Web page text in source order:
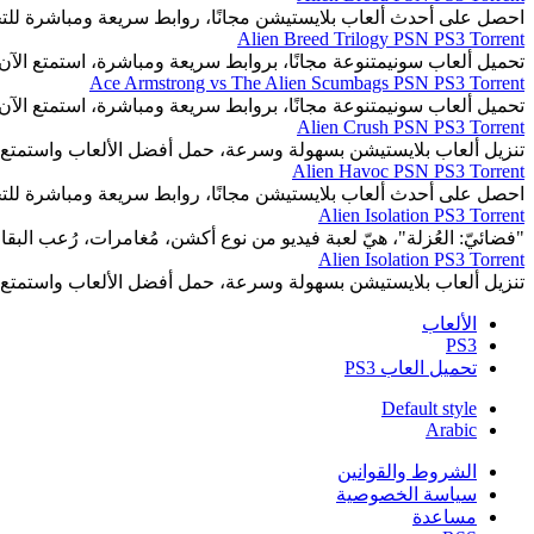
احصل على أحدث ألعاب بلايستيشن مجانًا، روابط سريعة ومباشرة
Alien Breed Trilogy PSN PS3 Torrent
تحميل ألعاب سونيمتنوعة مجانًا، بروابط سريعة ومباشرة، استمتع
Ace Armstrong vs The Alien Scumbags PSN PS3 Torrent
تحميل ألعاب سونيمتنوعة مجانًا، بروابط سريعة ومباشرة، استمتع
Alien Crush PSN PS3 Torrent
تنزيل ألعاب بلايستيشن بسهولة وسرعة، حمل أفضل الألعاب
Alien Havoc PSN PS3 Torrent
احصل على أحدث ألعاب بلايستيشن مجانًا، روابط سريعة ومباشرة
Alien Isolation PS3 Torrent
"فضائيّ: العُزلة"، هيّ لعبة فيديو من نوع أكشن، مُغامرات، رُعب
Alien Isolation PS3 Torrent
تنزيل ألعاب بلايستيشن بسهولة وسرعة، حمل أفضل الألعاب
الألعاب
PS3
تحميل العاب PS3
Default style
Arabic
الشروط والقوانين
سياسة الخصوصية
مساعدة